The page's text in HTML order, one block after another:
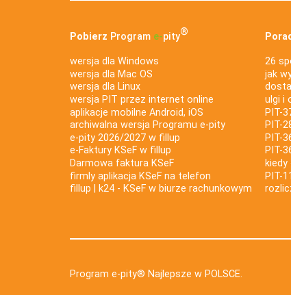
Pobierz Program e‑pity®
wersja dla Windows
wersja dla Mac OS
wersja dla Linux
wersja PIT przez internet online
aplikacje mobilne Android, iOS
archiwalna wersja Programu e-pity
e-pity 2026/2027 w fillup
e‑Faktury KSeF w fillup
Darmowa faktura KSeF
firmly aplikacja KSeF na telefon
fillup | k24 - KSeF w biurze rachunkowym
26
jak
ulgi i
PIT-
PIT-
PIT-
PIT-
PIT-
Program e-pity® Najlepsze w POLSCE.